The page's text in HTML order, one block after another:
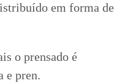
em forma de
o prensado é
e pren.